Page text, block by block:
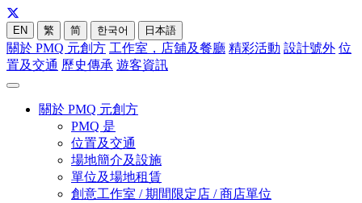
EN 繁 简 한국어 日本語
關於 PMQ 元創方 工作室，店舖及餐廳 精彩活動 設計號外 位
置及交通 歷史傳承 遊客資訊
關於 PMQ 元創方
PMQ 是
位置及交通
場地簡介及設施
單位及場地租賃
創意工作室 / 期間限定店 / 商店單位